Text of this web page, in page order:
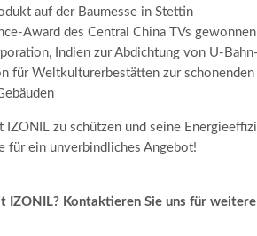
auf der Baumesse in Stettin
Award des Central China TVs gewonnen
Indien zur Abdichtung von U-
für Weltkulturerbestätten zur schonenden
zu schützen und seine
für ein unverbindliches Angebot!
IZONIL? Kontaktieren Sie uns für